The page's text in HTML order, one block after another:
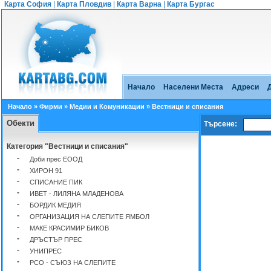
Карта София Карта Пловдив Карта Варна Карта Бургас
Начало Населени Места Адреси
Начало» Фирми » Медии и Комуникации » Вестници и списания
Обекти
Категория "Вестници и списания"
-
Доби прес ЕООД
- ХИРОН 91
- СПИСАНИЕ ПИК
- ИВЕТ - ЛИЛЯНА МЛАДЕНОВА
- БОРДИК МЕДИЯ
- ОРГАНИЗАЦИЯ НА СЛЕПИТЕ ЯМБОЛ
- МАКЕ КРАСИМИР БИКОВ
- ДРЪСТЪР ПРЕС
- УНИПРЕС
- РСО - СЪЮЗ НА СЛЕПИТЕ
Търсене: